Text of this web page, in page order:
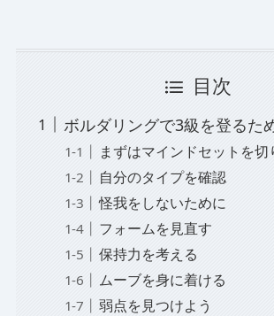
目次
ボルダリングで3級を登るた
まずはマインドセットを切
自分のタイプを確認
怪我をしないために
フォームを見直す
保持力を考える
ムーブを身に着ける
弱点を見つけよう